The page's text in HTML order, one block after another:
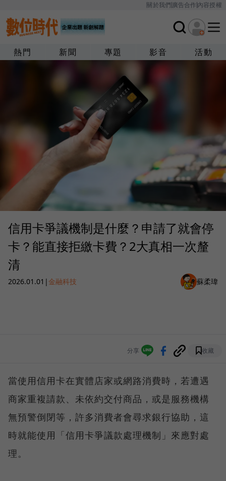
關於我們廣告合作內容授權
熱門 新聞 專題 影音 活動
信用卡爭議機制是什麼？申請了就會停
卡？能直接拒繳卡費？2大真相一次釐
清
2026.01.01 |金融科技 蘇柔瑋
分享 收藏
當使用信用卡在實體店家或網路消費時，若遭遇
商家重複請款、未依約交付商品，或是服務機構
無預警倒閉等，許多消費者會尋求銀行協助，這
時就能使用「信用卡爭議款處理機制」來應對處
理。